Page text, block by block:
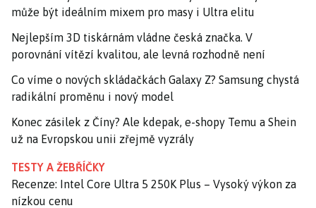
může být ideálním mixem pro masy i Ultra elitu
Nejlepším 3D tiskárnám vládne česká značka. V
porovnání vítězí kvalitou, ale levná rozhodně není
Co víme o nových skládačkách Galaxy Z? Samsung chystá
radikální proměnu i nový model
Konec zásilek z Číny? Ale kdepak, e-shopy Temu a Shein
už na Evropskou unii zřejmě vyzrály
TESTY A ŽEBŘÍČKY
Recenze: Intel Core Ultra 5 250K Plus – Vysoký výkon za
nízkou cenu